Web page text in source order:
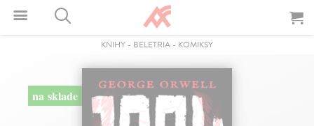
KNIHY - BELETRIA - KOMIKSY
na sklade